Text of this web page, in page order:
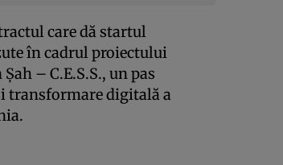
care dă startul
în cadrul proiectului
– C.E.S.S., un pas
transformare digitală a